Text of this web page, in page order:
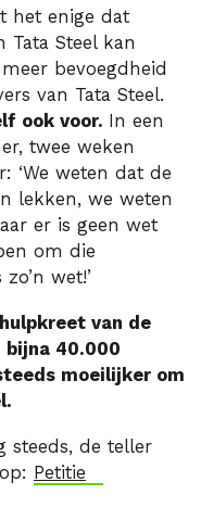
het enige dat
Tata Steel kan
bevoegdheid
van Tata Steel.
ook voor. In een
twee weken
‘We weten dat de
lekken, we weten
er is geen wet
om die
wet!’
van de
bijna 40.000
moeilijker om
steeds, de teller
Petitie